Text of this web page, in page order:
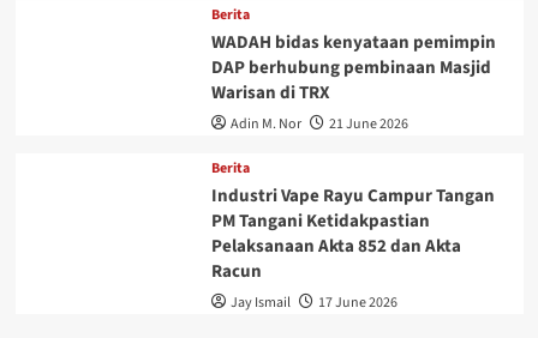
Berita
WADAH bidas kenyataan pemimpin
DAP berhubung pembinaan Masjid
Warisan di TRX
Adin M. Nor 21 June 2026
Berita
Industri Vape Rayu Campur Tangan
PM Tangani Ketidakpastian
Pelaksanaan Akta 852 dan Akta
Racun
Jay Ismail 17 June 2026